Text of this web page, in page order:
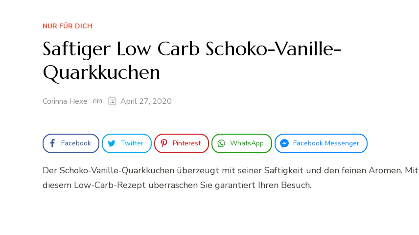
NUR FÜR DICH
Saftiger Low Carb Schoko-Vanille-
Quarkkuchen
Corinna Hexe ein April 27, 2020
Facebook Twitter Pinterest WhatsApp Facebook Messenger
Der Schoko-Vanille-Quarkkuchen überzeugt mit seiner Saftigkeit und den feinen Aromen. Mit
diesem Low-Carb-Rezept überraschen Sie garantiert Ihren Besuch.